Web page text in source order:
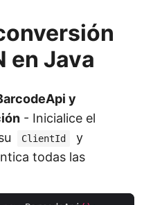
en Java
y
- Inicialice el
ClientId y
todas las